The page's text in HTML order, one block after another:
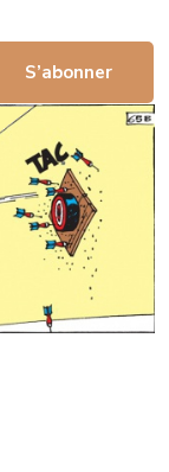
S’abonner